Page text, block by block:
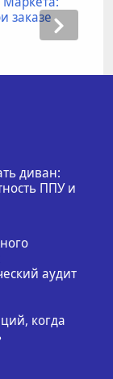
заказе
диван:
ППУ и
аудит
когда